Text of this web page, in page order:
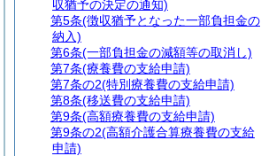
収猶予の決定の通知)
第5条(徴収猶予となった一部負担金の
納入)
第6条(一部負担金の減額等の取消し)
第7条(療養費の支給申請)
第7条の2(特別療養費の支給申請)
第8条(移送費の支給申請)
第9条(高額療養費の支給申請)
第9条の2(高額介護合算療養費の支給
申請)